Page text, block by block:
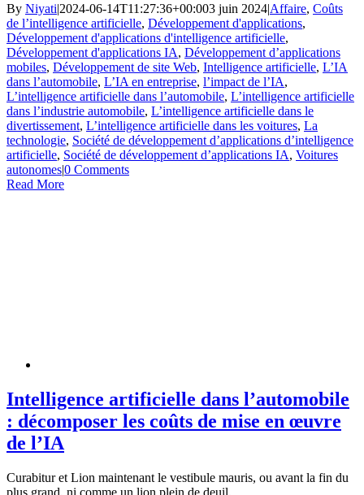
By Niyati|2024-06-14T11:27:36+00:003 juin 2024|Affaire, Coûts
de l’intelligence artificielle, Développement d'applications,
Développement d'applications d'intelligence artificielle,
Développement d'applications IA, Développement d’applications
mobiles, Développement de site Web, Intelligence artificielle, L’IA
dans l’automobile, L’IA en entreprise, l’impact de l’IA,
L’intelligence artificielle dans l’automobile, L’intelligence artificielle
dans l’industrie automobile, L’intelligence artificielle dans le
divertissement, L’intelligence artificielle dans les voitures, La
technologie, Société de développement d’applications d’intelligence
artificielle, Société de développement d’applications IA, Voitures
autonomes|0 Comments
Read More
Intelligence artificielle dans l’automobile
: décomposer les coûts de mise en œuvre
de l’IA
Curabitur et Lion maintenant le vestibule mauris, ou avant la fin du
plus grand, ni comme un lion plein de deuil.